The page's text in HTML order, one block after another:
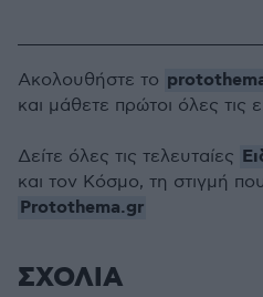
Ακολουθήστε το
και μάθετε πρώτοι όλες τις
Δείτε όλες τις τελευταίες
και τον Κόσμο, τη στιγμή
Protothema.gr
ΣΧΟΛΙΑ